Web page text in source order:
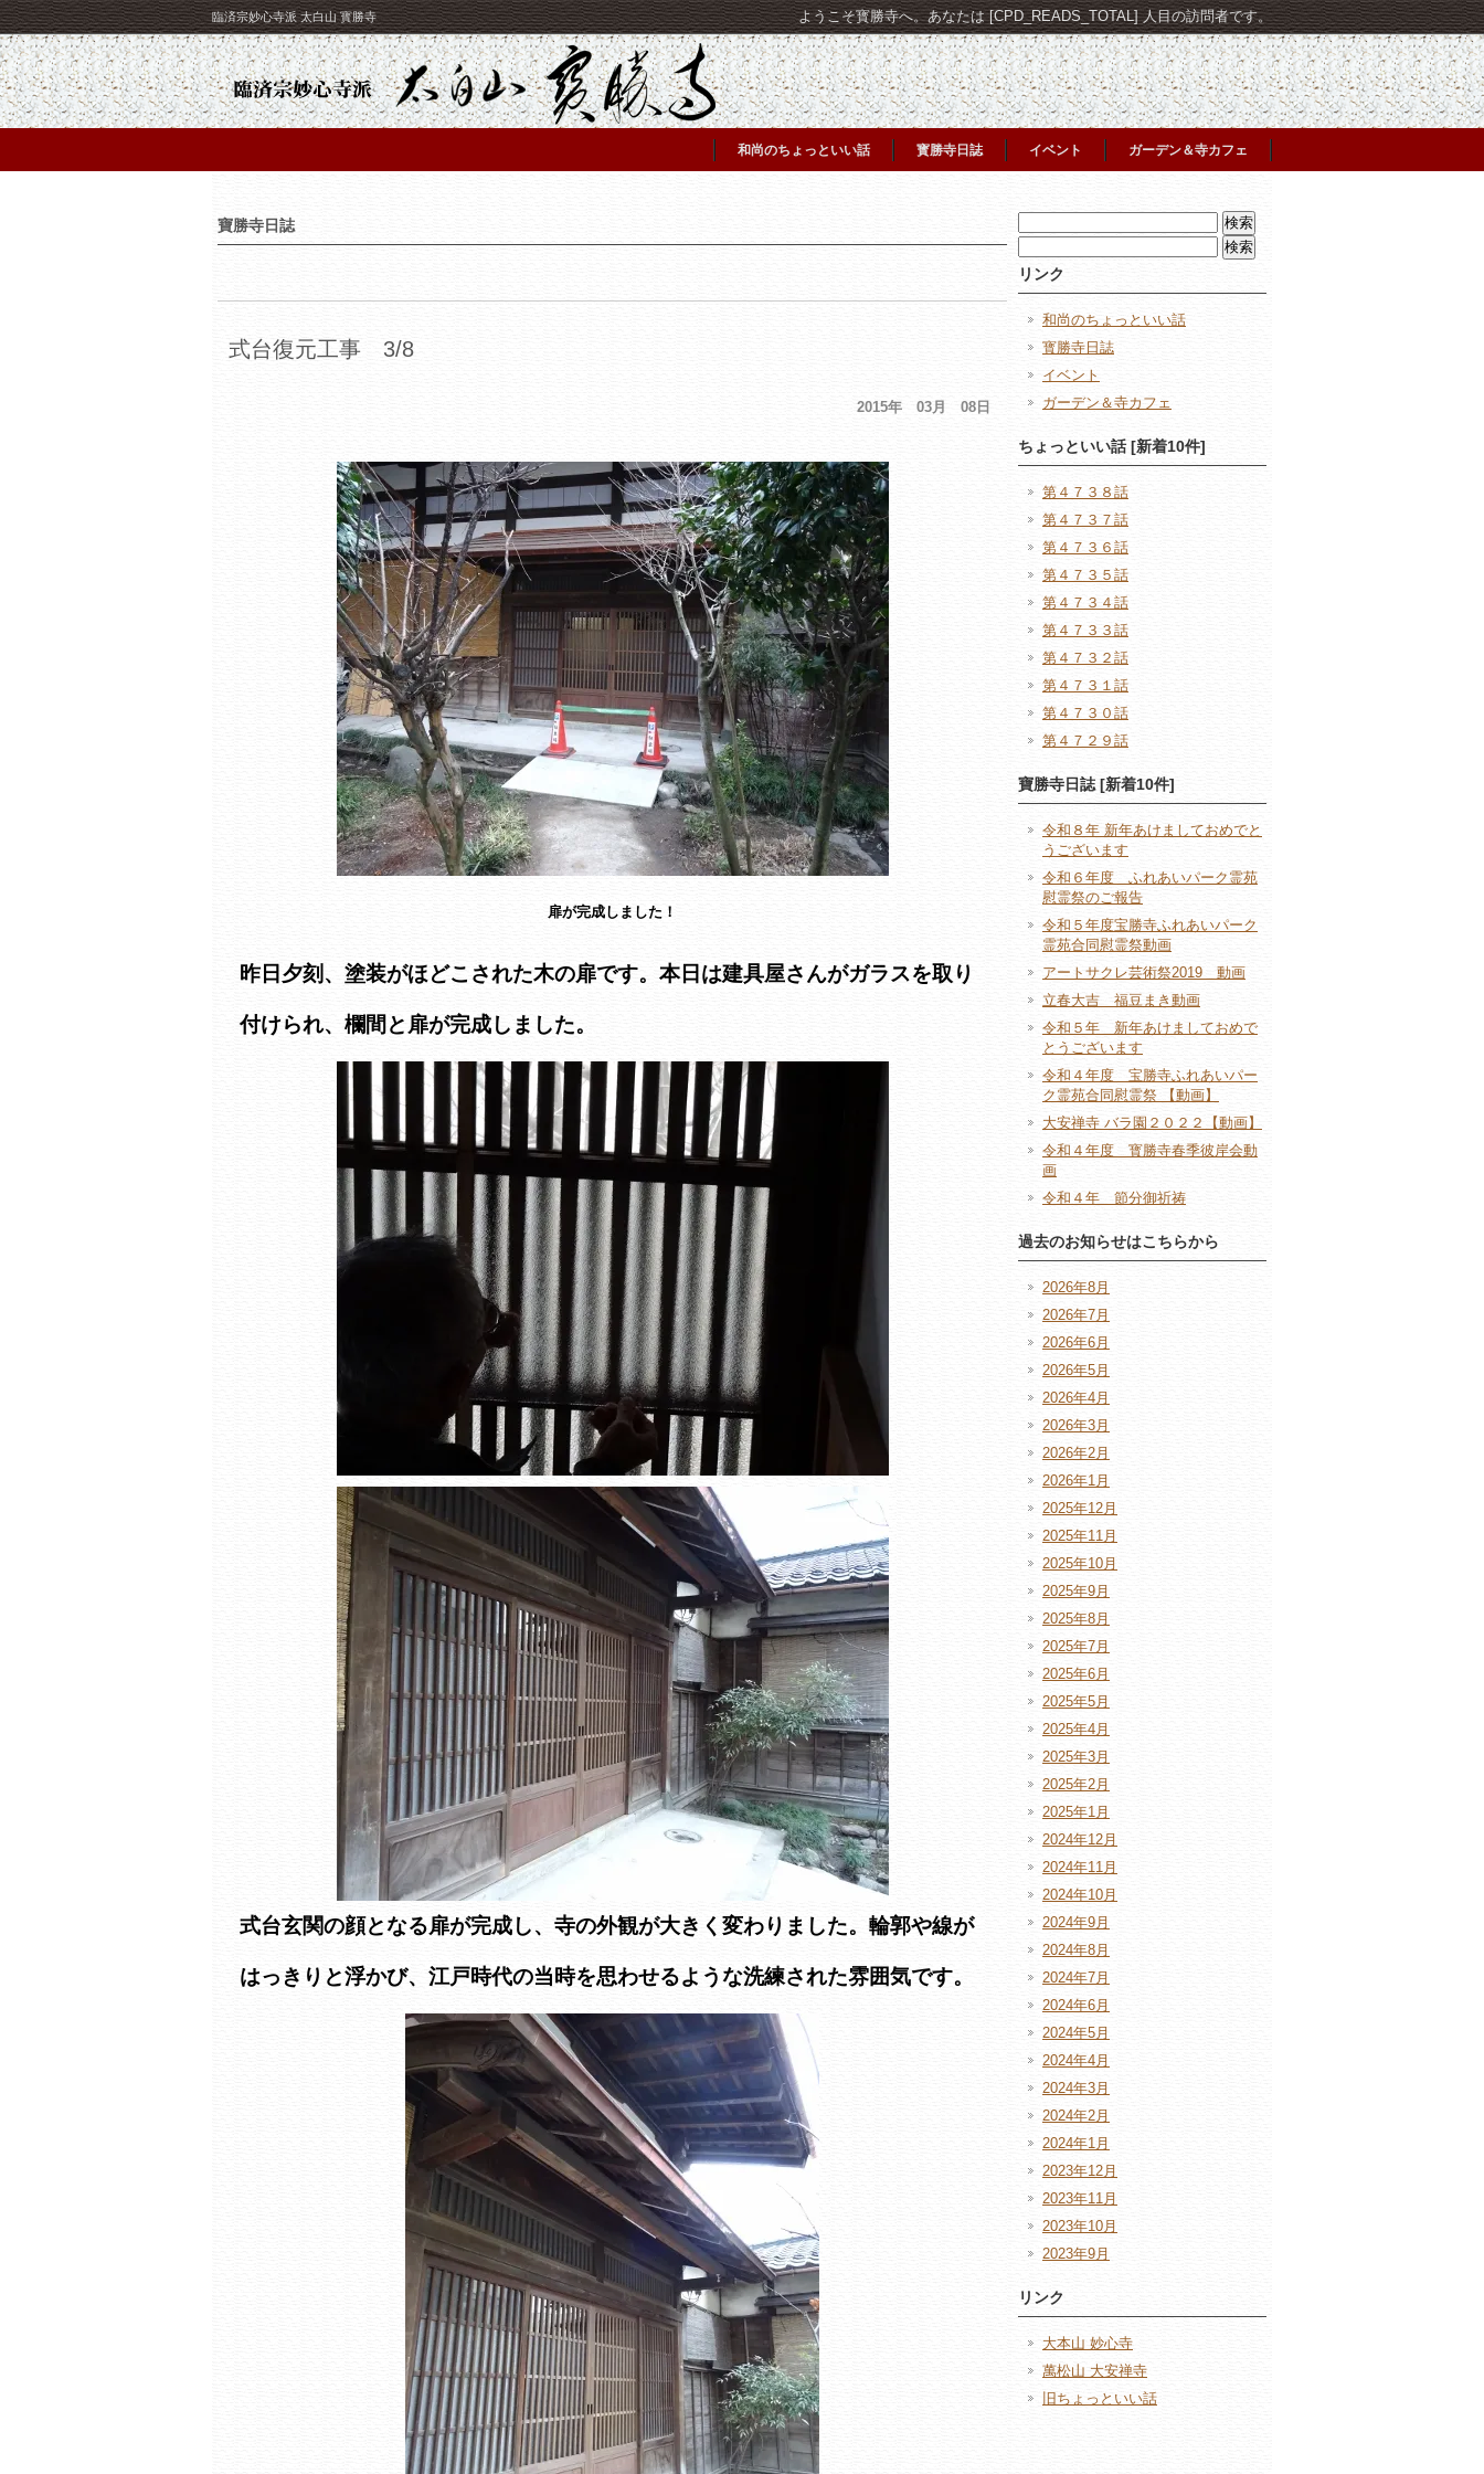
臨済宗妙心寺派 太白山 寳勝寺 ようこそ寳勝寺へ。あなたは [CPD_READS_TOTAL] 人目の訪問者です。
和尚のちょっといい話 寳勝寺日誌 イベント ガーデン＆寺カフェ
寶勝寺日誌
式台復元工事 3/8
2015年 03月 08日
扉が完成しました！
昨日夕刻、塗装がほどこされた木の扉です。本日は建具屋さんがガラスを取り
付けられ、欄間と扉が完成しました。
式台玄関の顔となる扉が完成し、寺の外観が大きく変わりました。輪郭や線が
はっきりと浮かび、江戸時代の当時を思わせるような洗練された雰囲気です。
索:
索:
リンク
和尚のちょっといい話
寳勝寺日誌
イベント
ガーデン＆寺カフェ
ちょっといい話 [新着10件]
第４７３８話
第４７３７話
第４７３６話
第４７３５話
第４７３４話
第４７３３話
第４７３２話
第４７３１話
第４７３０話
第４７２９話
寶勝寺日誌 [新着10件]
令和８年 新年あけましておめでと
うございます
令和６年度 ふれあいパーク霊苑
慰霊祭のご報告
令和５年度宝勝寺ふれあいパーク
霊苑合同慰霊祭動画
アートサクレ芸術祭2019 動画
立春大吉 福豆まき動画
令和５年 新年あけましておめで
とうございます
令和４年度 宝勝寺ふれあいパー
ク霊苑合同慰霊祭 【動画】
大安禅寺 バラ園２０２２【動画】
令和４年度 寳勝寺春季彼岸会動
画
令和４年 節分御祈祷
過去のお知らせはこちらから
2026年8月
2026年7月
2026年6月
2026年5月
2026年4月
2026年3月
2026年2月
2026年1月
2025年12月
2025年11月
2025年10月
2025年9月
2025年8月
2025年7月
2025年6月
2025年5月
2025年4月
2025年3月
2025年2月
2025年1月
2024年12月
2024年11月
2024年10月
2024年9月
2024年8月
2024年7月
2024年6月
2024年5月
2024年4月
2024年3月
2024年2月
2024年1月
2023年12月
2023年11月
2023年10月
2023年9月
リンク
大本山 妙心寺
萬松山 大安禅寺
旧ちょっといい話